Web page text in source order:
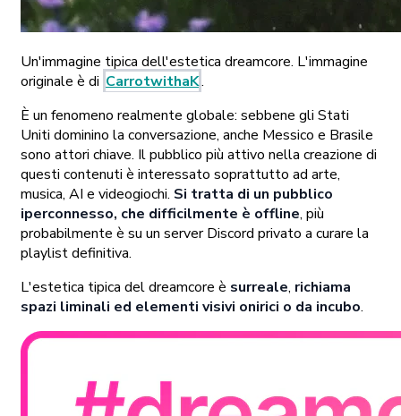
Un'immagine tipica dell'estetica dreamcore. L'immagine
originale è di CarrotwithaK.
È un fenomeno realmente globale: sebbene gli Stati
Uniti dominino la conversazione, anche Messico e Brasile
sono attori chiave. Il pubblico più attivo nella creazione di
questi contenuti è interessato soprattutto ad arte,
musica, AI e videogiochi. Si tratta di un pubblico
iperconnesso, che difficilmente è offline, più
probabilmente è su un server Discord privato a curare la
playlist definitiva.
L'estetica tipica del dreamcore è surreale, richiama
spazi liminali ed elementi visivi onirici o da incubo.